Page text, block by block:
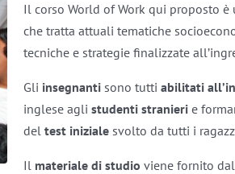
Il corso World of Work qui proposto
che tratta attuali tematiche
tecniche e strategie finalizzate
Gli insegnanti sono tutti abilitati
inglese agli studenti stranieri e
del test iniziale svolto da tutti i
Il materiale di studio viene fornito